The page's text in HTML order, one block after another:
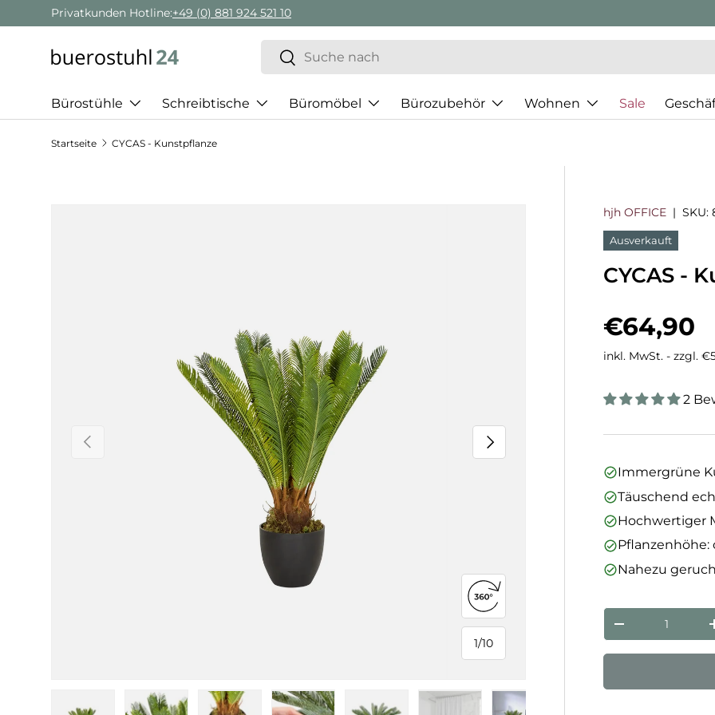
Direkt zum Inhalt
Privatkunden Hotline:+49 (0) 881 924 521 10
Suchen
Suchen
Bürostühle Schreibtische Büromöbel Bürozubehör Wohnen Sale
Startseite CYCAS - Kunstpflanze
Vorherige
1/
von
10
Nächste
360°-Ansicht öffnen
hjh OFFICE |SKU:
Ausverkauft
CYCAS -
€64,90
inkl. MwSt. - zzgl.
2
Immergrüne
Täuschend
Hochwertiger
Pflanzenhöhe:
Nahezu
Anzahl
Menge